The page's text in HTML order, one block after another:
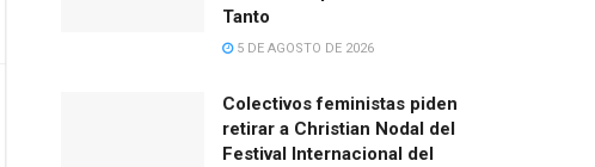
Tanto
5 DE AGOSTO DE 2026
Colectivos feministas piden
retirar a Christian Nodal del
Festival Internacional del